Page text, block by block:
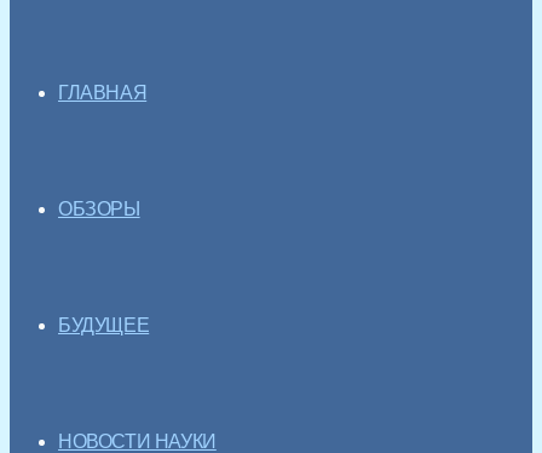
ГЛАВНАЯ
ОБЗОРЫ
БУДУЩЕЕ
НОВОСТИ НАУКИ